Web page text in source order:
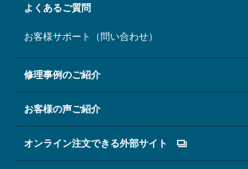
よくあるご質問
お客様サポート（問い合わせ）
修理事例のご紹介
お客様の声ご紹介
オンライン注文できる外部サイト